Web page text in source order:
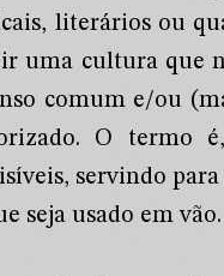
literários ou
uma cultura que
comum e/ou
O termo
servindo
seja usado em vão.